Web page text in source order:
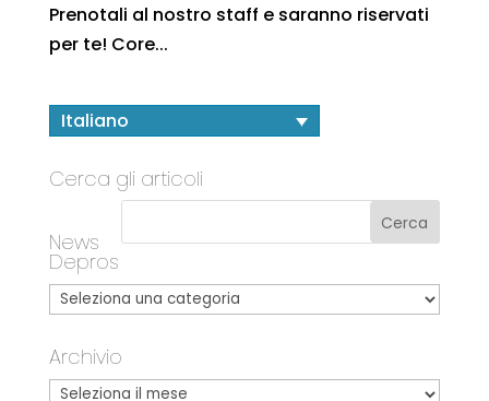
Prenotali al nostro staff e saranno riservati
per te! Core...
Italiano
Cerca gli articoli
News
Depros
Archivio